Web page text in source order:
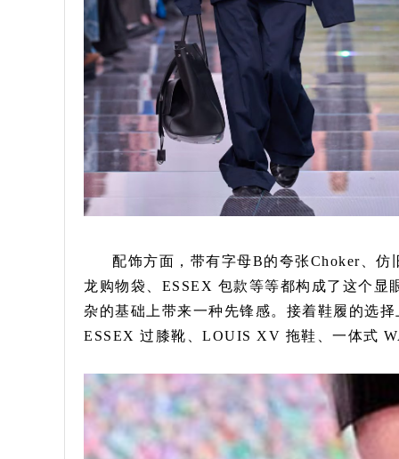
配饰方面，带有字母B的夸张Choker、
龙购物袋、ESSEX 包款等等都构成了这个
杂的基础上带来一种先锋感。接着鞋履的选
ESSEX 过膝靴、LOUIS XV 拖鞋、一体式